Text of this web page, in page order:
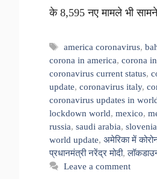
के 8,595 नए मामले भी
Tags
america coronavirus,
corona in america, corona
coronavirus current status,
update, coronavirus italy,
coronavirus updates in
lockdown world, mexico,
russia, saudi arabia, slovenia
world update, अमेरिका में
प्रधानमंत्री नरेंद्र मोदी,
Leave a comment